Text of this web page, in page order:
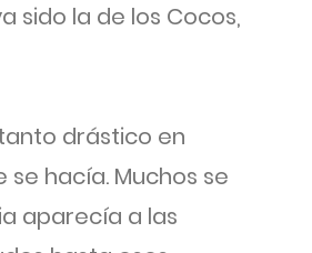
sido la de los Cocos,
drástico en
hacía. Muchos se
aparecía a las